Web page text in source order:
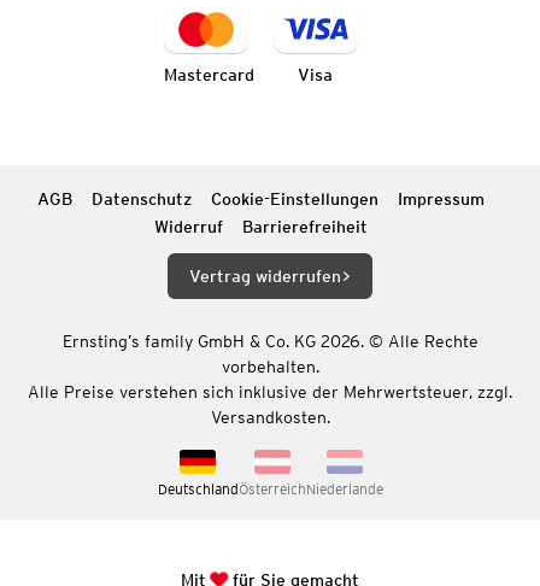
Mastercard Visa
AGB Datenschutz Cookie-Einstellungen
Impressum
Widerruf
Barrierefreiheit
Vertrag widerrufen
Ernsting’s family GmbH & Co. KG 2026. © Alle Rechte
vorbehalten.
Alle Preise verstehen sich inklusive der Mehrwertsteuer, zzgl.
Versandkosten.
DeutschlandÖsterreichNiederlande
Mit für Sie gemacht